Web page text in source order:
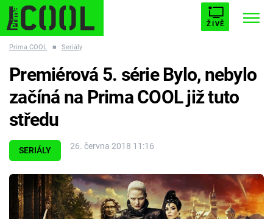
ŽIVĚ
ESCAPE PLNEJ KOTEL AVENGERS 5
Témata
Filmy
Prima COOL ■ Seriály
SERIÁLY 26. června 2018 11:16
Premiérová 5. série Bylo, nebylo
začíná na Prima COOL již tuto
středu